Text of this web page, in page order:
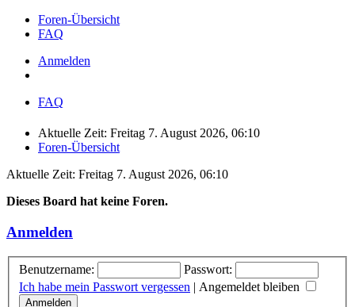
Foren-Übersicht
FAQ
Anmelden
FAQ
Aktuelle Zeit: Freitag 7. August 2026, 06:10
Foren-Übersicht
Aktuelle Zeit: Freitag 7. August 2026, 06:10
Dieses Board hat keine Foren.
Anmelden
Benutzername:
Passwort:
Ich habe mein Passwort vergessen
Angemeldet bleiben